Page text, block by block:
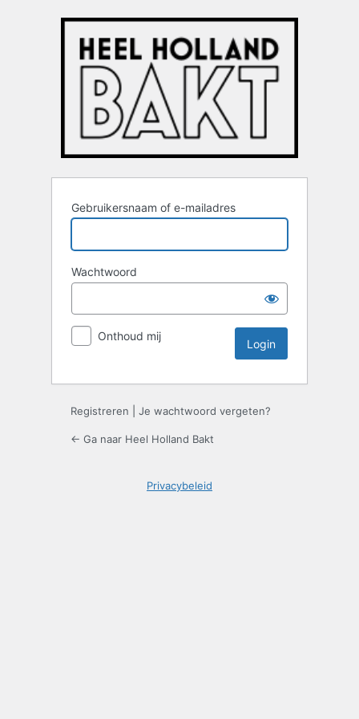
Gebruikersnaam of e-mailadres
Wachtwoord
Onthoud mij
Registreren Je wachtwoord vergeten?
← Ga naar Heel Holland Bakt
Privacybeleid